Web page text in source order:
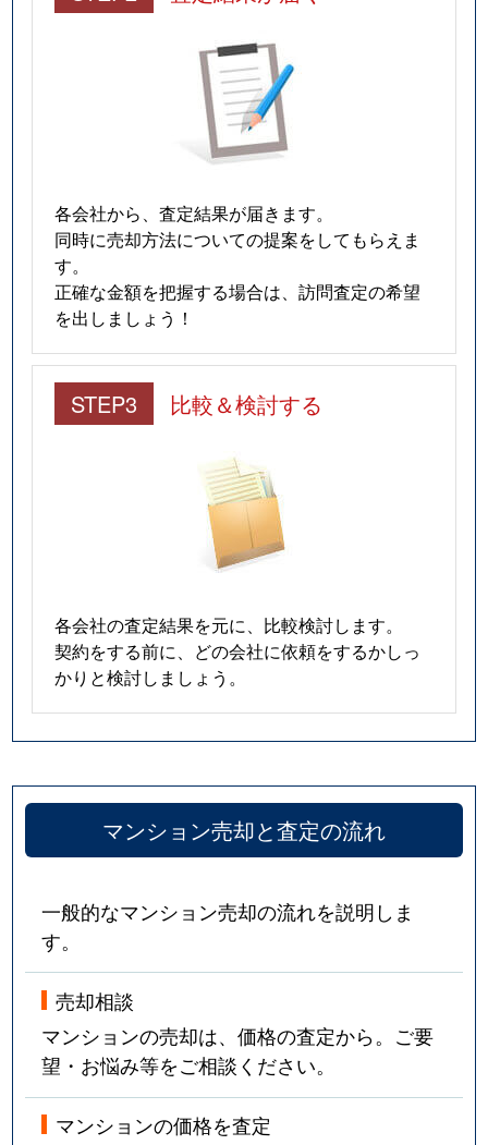
各会社から、査定結果が届きます。
同時に売却方法についての提案をしてもらえま
す。
正確な金額を把握する場合は、訪問査定の希望
を出しましょう！
STEP3 比較＆検討する
各会社の査定結果を元に、比較検討します。
契約をする前に、どの会社に依頼をするかしっ
かりと検討しましょう。
マンション売却と査定の流れ
一般的なマンション売却の流れを説明しま
す。
売却相談
マンションの売却は、価格の査定から。ご要
望・お悩み等をご相談ください。
マンションの価格を査定